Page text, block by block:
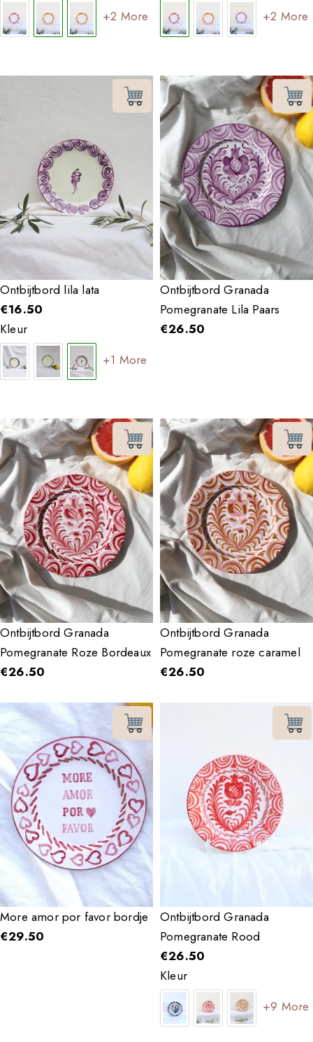
+2 More +2 More
Ontbijtbord lila lata
€16.50
Kleur
+1 More
Ontbijtbord Granada
Pomegranate Lila Paars
€26.50
Ontbijtbord Granada
Pomegranate Roze Bordeaux
€26.50
Ontbijtbord Granada
Pomegranate roze caramel
€26.50
More amor por favor bordje
€29.50
Ontbijtbord Granada
Pomegranate Rood
€26.50
Kleur
+9 More